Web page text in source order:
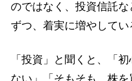
のではなく、投資信託
ずつ、着実に増やしてい
「投資」と聞くと、「